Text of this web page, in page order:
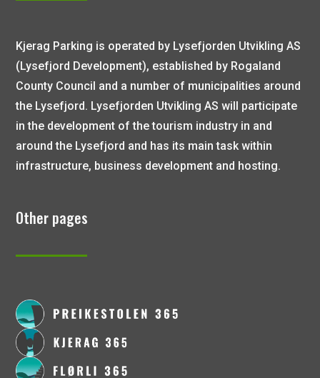
Kjerag Parking is operated by Lysefjorden Utvikling AS
(Lysefjord Development), established by Rogaland
County Council and a number of municipalities around
the Lysefjord. Lysefjorden Utvikling AS will participate
in the development of the tourism industry in and
around the Lysefjord and has its main task within
infrastructure, business development and hosting.
Other pages